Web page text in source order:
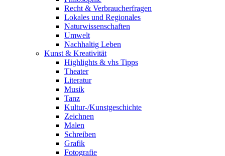
Recht & Verbraucherfragen
Lokales und Regionales
Naturwissenschaften
Umwelt
Nachhaltig Leben
Kunst & Kreativität
Highlights & vhs Tipps
Theater
Literatur
Musik
Tanz
Kultur-/Kunstgeschichte
Zeichnen
Malen
Schreiben
Grafik
Fotografie